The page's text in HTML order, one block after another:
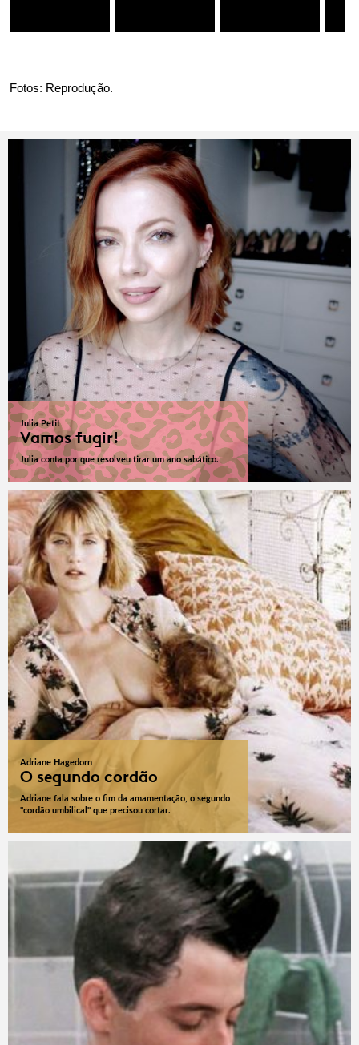
Fotos: Reprodução.
Julia Petit
Vamos fugir!
Julia conta por que resolveu tirar um ano sabático.
Adriane Hagedorn
O segundo cordão
Adriane fala sobre o fim da amamentação, o segundo
"cordão umbilical" que precisou cortar.